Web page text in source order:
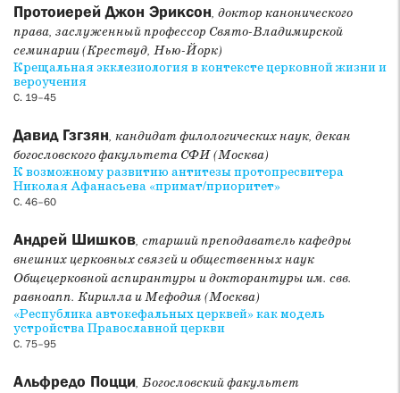
богословами, предваряющими конференцию 2020 года
«Единство Церкви и церковные разделения».
РазделПатристикапредставлен двумя материалами. В
статье Алексея Дунаева проводится сравнительный
анализ цитаты святителя Григория Паламы по его
сборника, что приводит автора к выводу о необходимости
осторожного использования сочинений Паламы в качестве
первоисточника при реконструкции истории паламитских
споров и паламитского богословия. В статье священника
католических отцов к использованию воображения в
молитве.
РазделИстория Церкви начинается статьёй Юлии
Бирюковой, в которой рассматриваются взгляды и
деятельность священника Владимира Востокова, лидера
организованного им Братства Животворящего Креста, а
националистическую партию. СтатьяВладимира
Протоиерей Джон Эриксон, доктор канонического
права, заслуженный профессор Свято-Владимирской
семинарии (Крествуд, Нью-Йорк)
Крещальная экклезиология в контексте церковной жизни и
вероучения
С. 19–45
Давид Гзгзян, кандидат филологических наук, декан
богословского факультета СФИ (Москва)
К возможному развитию антитезы протопресвитера
Николая Афанасьева «примат/приоритет»
С. 46–60
Андрей Шишков, старший преподаватель кафедры
внешних церковных связей и общественных наук
Общецерковной аспирантуры и докторантуры им. свв.
равноапп. Кирилла и Мефодия (Москва)
«Республика автокефальных церквей» как модель
устройства Православной церкви
С. 75–95
Альфредо Поцци, Богословский факультет